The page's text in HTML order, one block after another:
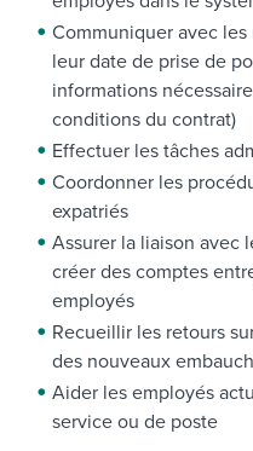
Communiquer avec
leur date de prise de
informations
conditions du contrat)
Effectuer les tâches
Coordonner les
expatriés
Assurer la liaison avec
créer des comptes
employés
Recueillir les retours
des nouveaux
Aider les employés
service ou de poste